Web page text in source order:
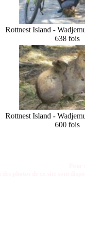
Rottnest Island -
638 fois
Rottnest Island -
600 fois